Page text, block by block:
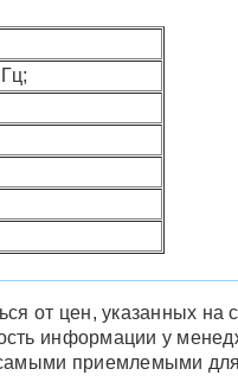
от цен, указанных на
информации у
приемлемыми